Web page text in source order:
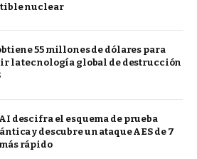
nuclear
55 millones de dólares para
la tecnología global de destrucción
descifra el esquema de prueba
y descubre un ataque AES de 7
rápido